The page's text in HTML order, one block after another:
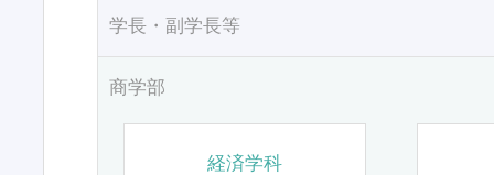
学長・副学長等
商学部
経済学科